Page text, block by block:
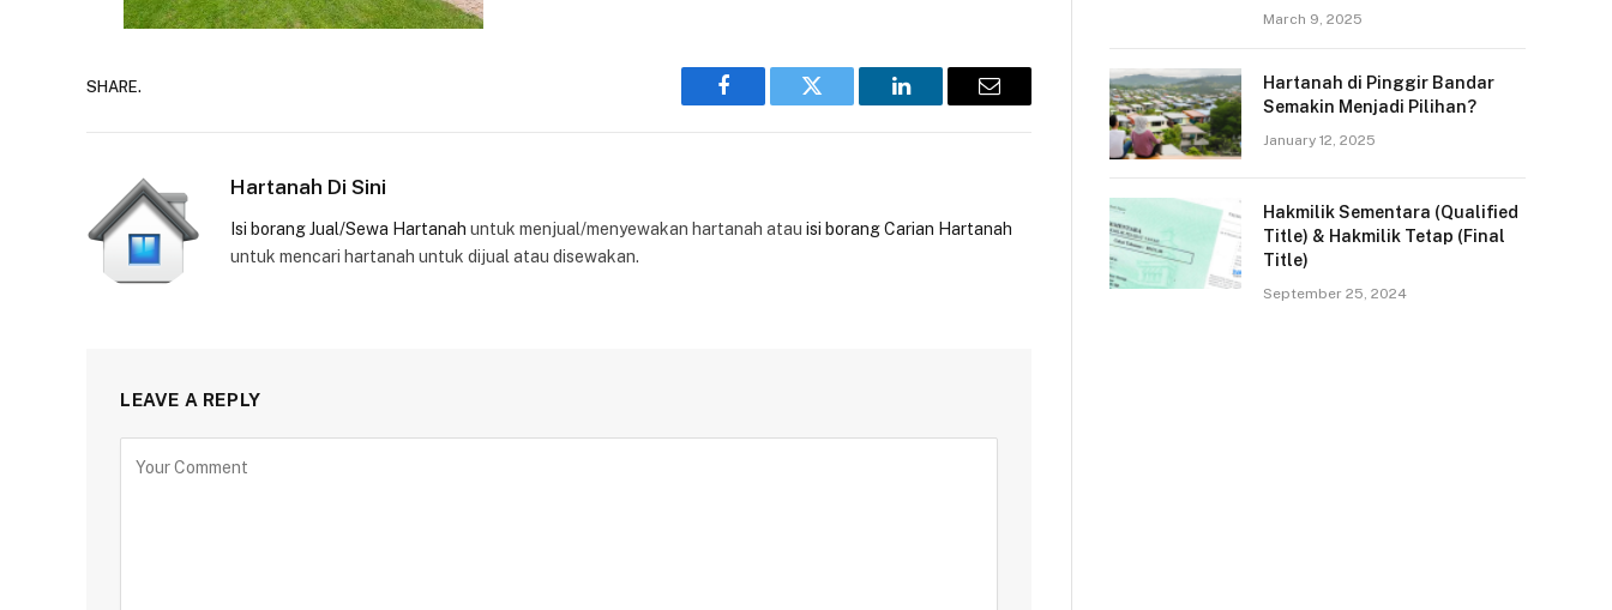
SHARE.
Facebook Twitter LinkedIn Email
Hartanah Di Sini
Isi borang Jual/Sewa Hartanah untuk menjual/menyewakan hartanah atau isi borang Carian Hartanah
untuk mencari hartanah untuk dijual atau disewakan.
LEAVE A REPLY
March 9, 2025
Hartanah di Pinggir Bandar
Semakin Menjadi Pilihan?
January 12, 2025
Hakmilik Sementara (Qualified
Title) & Hakmilik Tetap (Final
Title)
September 25, 2024